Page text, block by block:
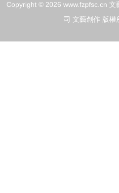
新篇
Copyright © 2026 www.fzpfsc.cn 文
司 文藝創作 版權